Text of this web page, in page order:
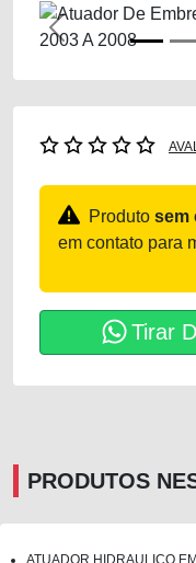
Previous
Produto sem
em contato para
Tirar
PRODUTOS
ATUADOR HIDRAULICO